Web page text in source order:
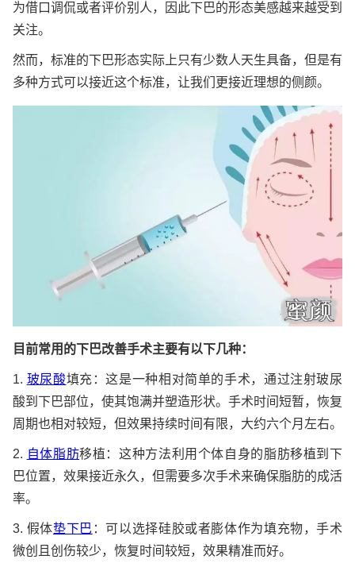
为借口调侃或者评价别人，因此下巴的形态美感越来越受到
关注。
然而，标准的下巴形态实际上只有少数人天生具备，但是有
多种方式可以接近这个标准，让我们更接近理想的侧颜。
目前常用的下巴改善手术主要有以下几种：
1. 玻尿酸填充：这是一种相对简单的手术，通过注射玻尿
酸到下巴部位，使其饱满并塑造形状。手术时间短暂，恢复
周期也相对较短，但效果持续时间有限，大约六个月左右。
2. 自体脂肪移植：这种方法利用个体自身的脂肪移植到下
巴位置，效果接近永久，但需要多次手术来确保脂肪的成活
率。
3. 假体垫下巴 ：可以选择硅胶或者膨体作为填充物，手术
微创且创伤较少，恢复时间较短，效果精准而好。